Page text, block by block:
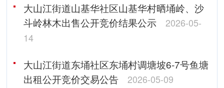
大山江街道山基华社区山基华村晒埇岭、沙
斗岭林木出售公开竞价结果公示
2026-05-
14
大山江街道东埇社区东埇村调塘坡6-7号鱼塘
出租公开竞价交易公告
2026-05-09